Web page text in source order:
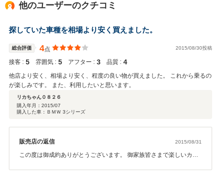
他のユーザーのクチコミ
探していた車種を相場より安く買えました。
総合評価 4点 2015/08/30投稿
接客 : 5 雰囲気 : 5 アフター : 3 品質 : 4
他店より安く、相場より安く、程度の良い物が買えました。 これから乗るの
が楽しみです。 また、利用したいと思います。
リカちゃん０８２６
購入年月： 2015/07
購入した車：ＢＭＷ 3シリーズ
販売店の返信 2015/08/31
この度は御成約ありがとうございます。 御家族皆さまで楽しいカー